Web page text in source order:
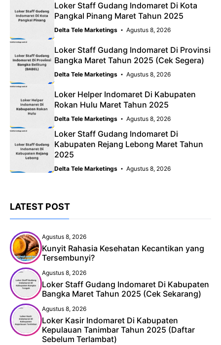
Loker Staff Gudang Indomaret Di Kota
Pangkal Pinang Maret Tahun 2025
Delta Tele Marketings Agustus 8, 2026
Loker Staff Gudang Indomaret Di Provinsi
Bangka Maret Tahun 2025 (Cek Segera)
Delta Tele Marketings Agustus 8, 2026
Loker Helper Indomaret Di Kabupaten
Rokan Hulu Maret Tahun 2025
Delta Tele Marketings Agustus 8, 2026
Loker Staff Gudang Indomaret Di
Kabupaten Rejang Lebong Maret Tahun
2025
Delta Tele Marketings Agustus 8, 2026
LATEST POST
Agustus 8, 2026
Kunyit Rahasia Kesehatan Kecantikan yang
Tersembunyi?
Agustus 8, 2026
Loker Staff Gudang Indomaret Di Kabupaten
Bangka Maret Tahun 2025 (Cek Sekarang)
Agustus 8, 2026
Loker Kasir Indomaret Di Kabupaten
Kepulauan Tanimbar Tahun 2025 (Daftar
Sebelum Terlambat)